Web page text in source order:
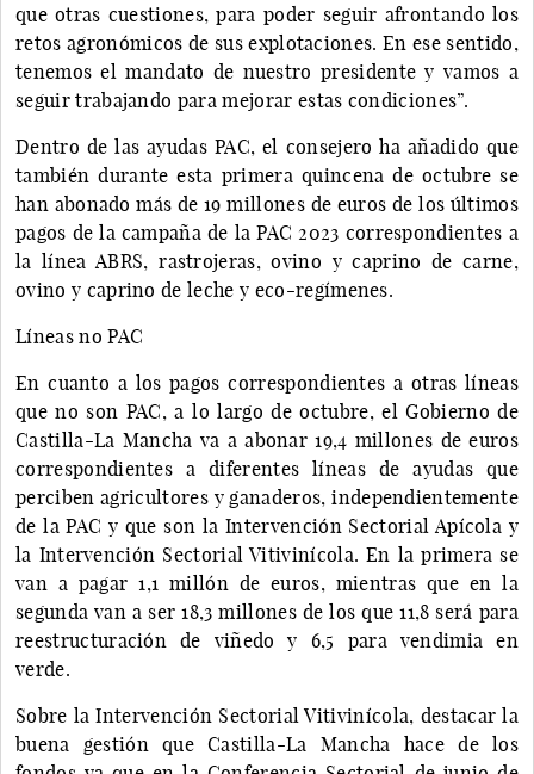
que otras cuestiones, para poder seguir afrontando los
retos agronómicos de sus explotaciones. En ese sentido,
tenemos el mandato de nuestro presidente y vamos a
seguir trabajando para mejorar estas condiciones”.
Dentro de las ayudas PAC, el consejero ha añadido que
también durante esta primera quincena de octubre se
han abonado más de 19 millones de euros de los últimos
pagos de la campaña de la PAC 2023 correspondientes a
la línea ABRS, rastrojeras, ovino y caprino de carne,
ovino y caprino de leche y eco-regímenes.
Líneas no PAC
En cuanto a los pagos correspondientes a otras líneas
que no son PAC, a lo largo de octubre, el Gobierno de
Castilla-La Mancha va a abonar 19,4 millones de euros
correspondientes a diferentes líneas de ayudas que
perciben agricultores y ganaderos, independientemente
de la PAC y que son la Intervención Sectorial Apícola y
la Intervención Sectorial Vitivinícola. En la primera se
van a pagar 1,1 millón de euros, mientras que en la
segunda van a ser 18,3 millones de los que 11,8 será para
reestructuración de viñedo y 6,5 para vendimia en
verde.
Sobre la Intervención Sectorial Vitivinícola, destacar la
buena gestión que Castilla-La Mancha hace de los